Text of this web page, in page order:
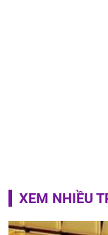
XEM NHIỀU